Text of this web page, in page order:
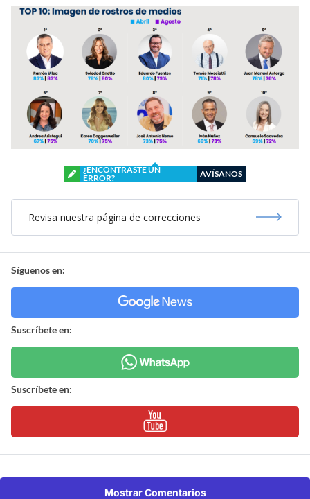
¿ENCONTRASTE UN
ERROR?
AVÍSANOS
Revisa nuestra página de correcciones
Síguenos en:
Suscríbete en:
Suscríbete en:
Mostrar Comentarios